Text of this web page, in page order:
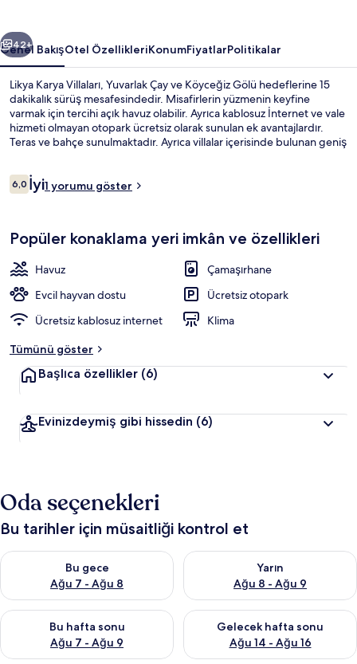
Sonraki
42+
Genel BakışOtel ÖzellikleriKonumFiyatlarPolitikalar
Likya Karya Villaları, Yuvarlak Çay ve Köyceğiz Gölü hedeflerine 15
dakikalık sürüş mesafesindedir. Misafirlerin yüzmenin keyfine
varmak için tercihi açık havuz olabilir. Ayrıca kablosuz İnternet ve vale
hizmeti olmayan otopark ücretsiz olarak sunulan ek avantajlardır.
Teras ve bahçe sunulmaktadır. Ayrıca villalar içerisinde bulunan geniş
Yorumlar
6,06,0/10
İyi1 yorumu göster
Popüler konaklama yeri imkân ve özellikleri
Havuz
Çamaşırhane
Evcil hayvan dostu
Ücretsiz otopark
Ücretsiz kablosuz internet
Klima
Tümünü göster
Başlıca özellikler (6)
Evinizdeymiş gibi hissedin (6)
Oda seçenekleri
Bu tarihler için müsaitliği kontrol et
Bu gece
Ağu 7 - Ağu 8
Bu gece için müsaitliği kontrol et Ağu 7 - Ağu 8
Yarın
Ağu 8 - Ağu 9
Yarın için müsaitliği kontrol
Bu hafta sonu
Ağu 7 - Ağu 9
Bu hafta sonu için müsaitliği kontrol et Ağu 7 - Ağu 9
Gelecek hafta sonu
Ağu 14 - Ağu 16
Önümüzdeki hafta sonu için